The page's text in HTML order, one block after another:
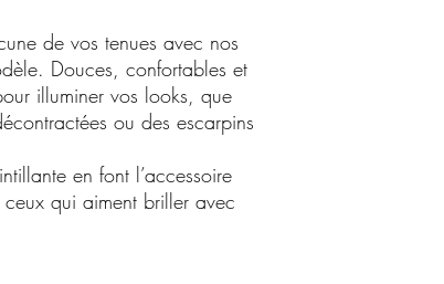
de vos tenues avec nos
Douces, confortables et
illuminer vos looks, que
ou des escarpins
en font l’accessoire
qui aiment briller avec